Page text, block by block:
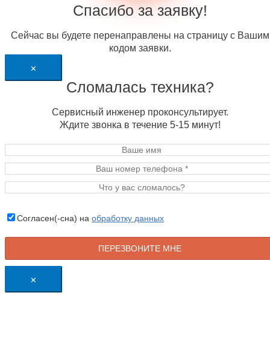
Спасибо за заявку!
Сейчас вы будете перенаправлены на страницу с Вашим
кодом заявки.
×
Сломалась техника?
Сервисный инженер проконсультирует.
Ждите звонка в течение 5-15 минут!
Согласен(-сна) на обработку данных
×